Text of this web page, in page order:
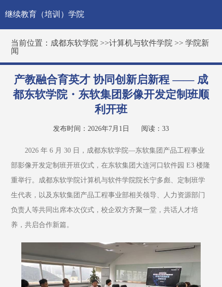
继续教育（培训）学院
当前位置： 成都东软学院 >>计算机与软件学院 >>学院新
闻
产教融合育英才 协同创新启新程 —— 成
都东软学院・东软集团影像开发定制班顺
利开班
发布时间：2026年7月1日 阅读： 33
2026 年 6 月 30 日，成都东软学院—东软集团产品工程事业
部影像开发定制班开班仪式，在东软集团大连河口软件园 E3 楼隆
重举行。成都东软学院计算机与软件学院院长宁多彪、定制班学
生代表，以及东软集团产品工程事业部相关领导、人力资源部门
负责人等共同出席本次仪式，校企双方齐聚一堂，共话人才培
养，共启合作新篇。